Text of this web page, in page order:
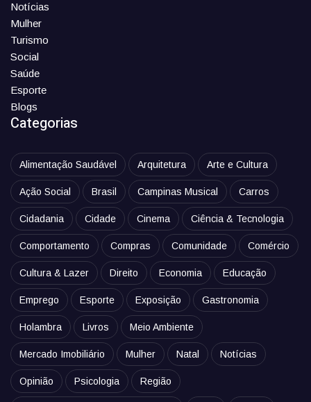
Notícias
Mulher
Turismo
Social
Saúde
Esporte
Blogs
Categorias
Alimentação Saudável Arquitetura Arte e Cultura
Ação Social Brasil Campinas Musical Carros
Cidadania Cidade Cinema Ciência & Tecnologia
Comportamento Compras Comunidade Comércio
Cultura & Lazer Direito Economia Educação
Emprego Esporte Exposição Gastronomia
Holambra Livros Meio Ambiente
Mercado Imobiliário Mulher Natal Notícias
Opinião Psicologia Região